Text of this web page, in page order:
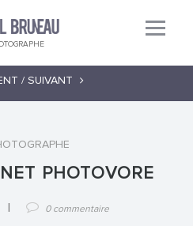
/ SUIVANT
PHOTOVORE
0 commentaire